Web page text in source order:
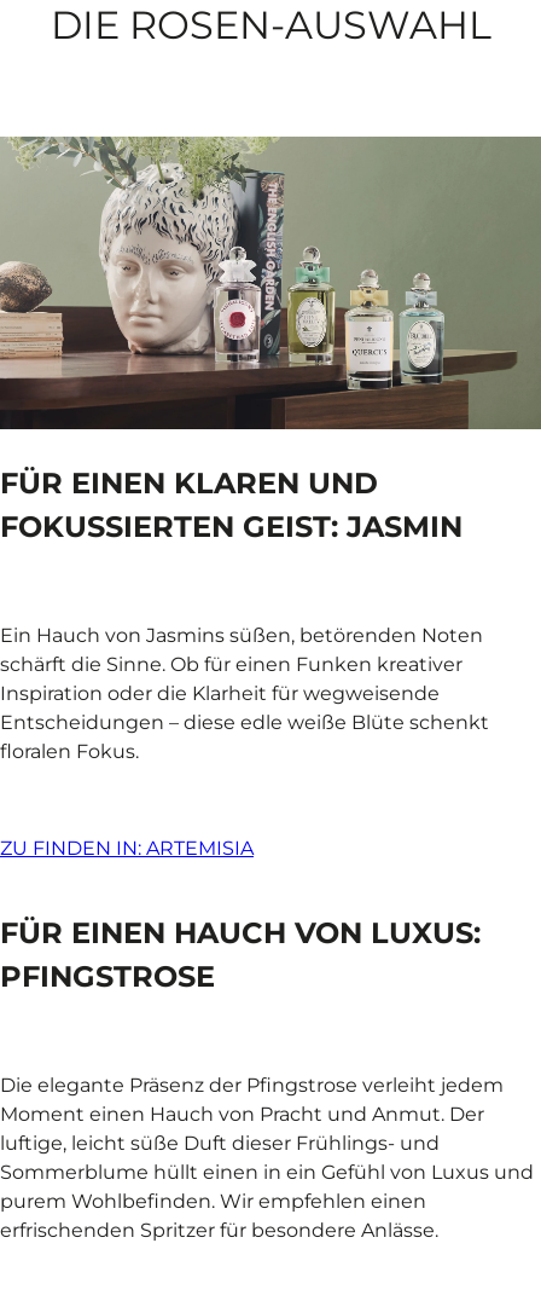
DIE ROSEN-AUSWAHL
FÜR EINEN KLAREN UND
FOKUSSIERTEN GEIST: JASMIN
Ein Hauch von Jasmins süßen, betörenden Noten
schärft die Sinne. Ob für einen Funken kreativer
Inspiration oder die Klarheit für wegweisende
Entscheidungen – diese edle weiße Blüte schenkt
floralen Fokus.
ZU FINDEN IN: ARTEMISIA
FÜR EINEN HAUCH VON LUXUS:
PFINGSTROSE
Die elegante Präsenz der Pfingstrose verleiht jedem
Moment einen Hauch von Pracht und Anmut. Der
luftige, leicht süße Duft dieser Frühlings- und
Sommerblume hüllt einen in ein Gefühl von Luxus und
purem Wohlbefinden. Wir empfehlen einen
erfrischenden Spritzer für besondere Anlässe.